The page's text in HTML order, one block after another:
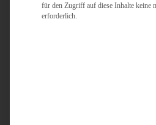
für den Zugriff auf diese Inhalte keine
erforderlich.